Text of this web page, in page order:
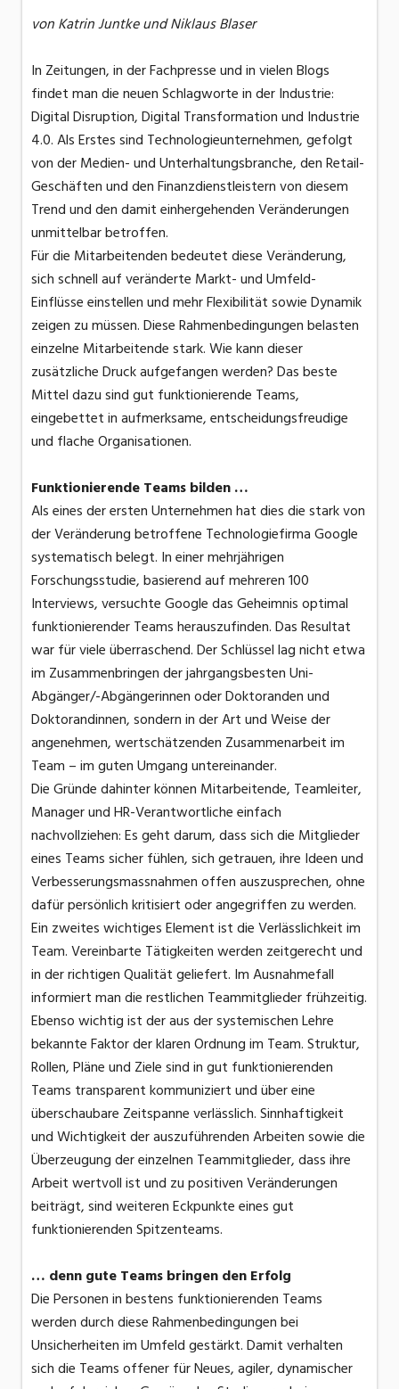
von Katrin Juntke und Niklaus Blaser
In Zeitungen, in der Fachpresse und in vielen Blogs
findet man die neuen Schlagworte in der Industrie:
Digital Disruption, Digital Transformation und Industrie
4.0. Als Erstes sind Technologieunternehmen, gefolgt
von der Medien- und Unterhaltungsbranche, den Retail-
Geschäften und den Finanzdienstleistern von diesem
Trend und den damit einhergehenden Veränderungen
unmittelbar betroffen.
Für die Mitarbeitenden bedeutet diese Veränderung,
sich schnell auf veränderte Markt- und Umfeld-
Einflüsse einstellen und mehr Flexibilität sowie Dynamik
zeigen zu müssen. Diese Rahmenbedingungen belasten
einzelne Mitarbeitende stark. Wie kann dieser
zusätzliche Druck aufgefangen werden? Das beste
Mittel dazu sind gut funktionierende Teams,
eingebettet in aufmerksame, entscheidungsfreudige
und flache Organisationen.
Funktionierende Teams bilden …
Als eines der ersten Unternehmen hat dies die stark von
der Veränderung betroffene Technologiefirma Google
systematisch belegt. In einer mehrjährigen
Forschungsstudie, basierend auf mehreren 100
Interviews, versuchte Google das Geheimnis optimal
funktionierender Teams herauszufinden. Das Resultat
war für viele überraschend. Der Schlüssel lag nicht etwa
im Zusammenbringen der jahrgangsbesten Uni-
Abgänger/-Abgängerinnen oder Doktoranden und
Doktorandinnen, sondern in der Art und Weise der
angenehmen, wertschätzenden Zusammenarbeit im
Team – im guten Umgang untereinander.
Die Gründe dahinter können Mitarbeitende, Teamleiter,
Manager und HR-Verantwortliche einfach
nachvollziehen: Es geht darum, dass sich die Mitglieder
eines Teams sicher fühlen, sich getrauen, ihre Ideen und
Verbesserungsmassnahmen offen auszusprechen, ohne
dafür persönlich kritisiert oder angegriffen zu werden.
Ein zweites wichtiges Element ist die Verlässlichkeit im
Team. Vereinbarte Tätigkeiten werden zeitgerecht und
in der richtigen Qualität geliefert. Im Ausnahmefall
informiert man die restlichen Teammitglieder frühzeitig.
Ebenso wichtig ist der aus der systemischen Lehre
bekannte Faktor der klaren Ordnung im Team. Struktur,
Rollen, Pläne und Ziele sind in gut funktionierenden
Teams transparent kommuniziert und über eine
überschaubare Zeitspanne verlässlich. Sinnhaftigkeit
und Wichtigkeit der auszuführenden Arbeiten sowie die
Überzeugung der einzelnen Teammitglieder, dass ihre
Arbeit wertvoll ist und zu positiven Veränderungen
beiträgt, sind weiteren Eckpunkte eines gut
funktionierenden Spitzenteams.
… denn gute Teams bringen den Erfolg
Die Personen in bestens funktionierenden Teams
werden durch diese Rahmenbedingungen bei
Unsicherheiten im Umfeld gestärkt. Damit verhalten
sich die Teams offener für Neues, agiler, dynamischer